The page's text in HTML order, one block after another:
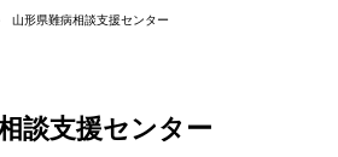
山形県難病相談支援センター
談支援センター